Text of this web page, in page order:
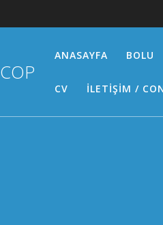
COP
ANASAYFA BOLU
CV İLETİŞİM /